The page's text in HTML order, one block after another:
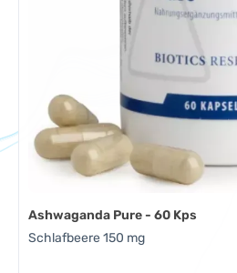
Ashwaganda Pure - 60 Kps
Schlafbeere 150 mg